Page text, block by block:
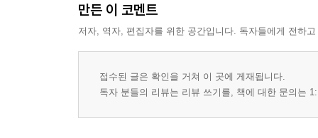
만든 이 코멘트
저자, 역자, 편집자를 위한 공간입니다. 독자들에게 전하
접수된 글은 확인을 거쳐 이 곳에 게재됩니다.
독자 분들의 리뷰는 리뷰 쓰기를, 책에 대한 문의는